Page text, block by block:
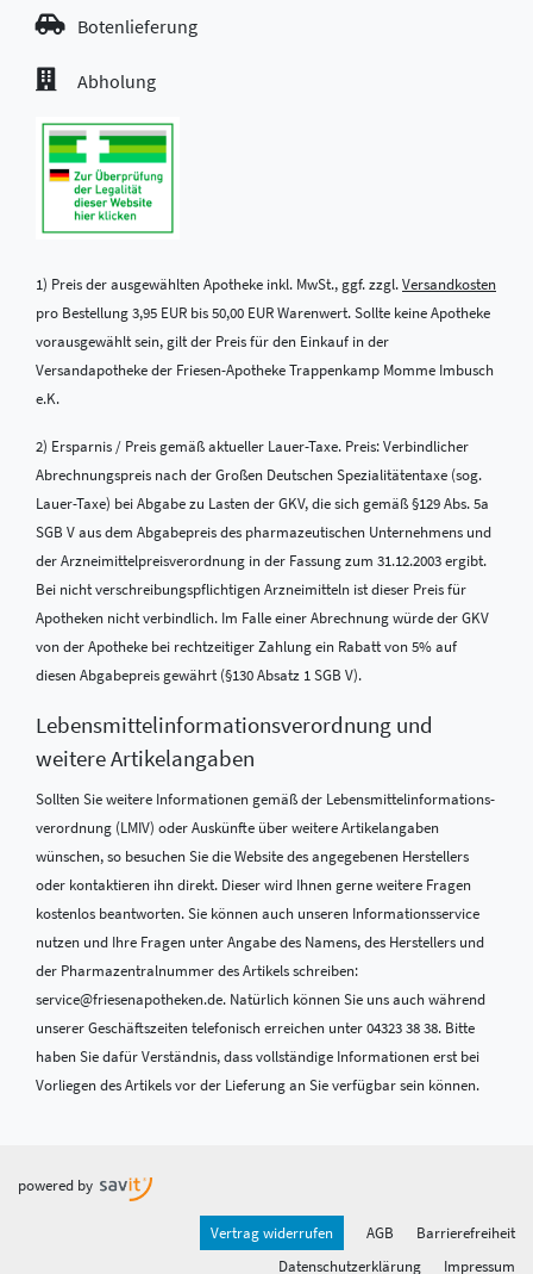
Botenlieferung
Abholung
1) Preis der ausgewählten Apotheke inkl. MwSt., ggf. zzgl.Versandkosten
pro Bestellung 3,95 EUR bis 50,00 EUR Warenwert. Sollte keine Apotheke
vorausgewählt sein, gilt der Preis für den Einkauf in der
Versandapotheke der Friesen-Apotheke Trappenkamp Momme Imbusch
e.K.
2) Ersparnis / Preis gemäß aktueller Lauer-Taxe. Preis: Verbindlicher
Abrechnungspreis nach der Großen Deutschen Spezialitätentaxe (sog.
Lauer-Taxe) bei Abgabe zu Lasten der GKV, die sich gemäß §129 Abs. 5a
SGB V aus dem Abgabepreis des pharmazeutischen Unternehmens und
der Arzneimittelpreisverordnung in der Fassung zum 31.12.2003 ergibt.
Bei nicht verschreibungspflichtigen Arzneimitteln ist dieser Preis für
Apotheken nicht verbindlich. Im Falle einer Abrechnung würde der GKV
von der Apotheke bei rechtzeitiger Zahlung ein Rabatt von 5% auf
diesen Abgabepreis gewährt (§130 Absatz 1 SGB V).
Lebensmittel­informations­verordnung und
weitere Artikelangaben
Sollten Sie weitere Informationen gemäß der Lebensmittel­informations­
verordnung (LMIV) oder Auskünfte über weitere Artikelangaben
wünschen, so besuchen Sie die Website des angegebenen Herstellers
oder kontaktieren ihn direkt. Dieser wird Ihnen gerne weitere Fragen
kostenlos beantworten. Sie können auch unseren Informationsservice
nutzen und Ihre Fragen unter Angabe des Namens, des Herstellers und
der Pharmazentralnummer des Artikels schreiben:
service@friesenapotheken.de. Natürlich können Sie uns auch während
unserer Geschäftszeiten telefonisch erreichen unter 04323 38 38. Bitte
haben Sie dafür Verständnis, dass vollständige Informationen erst bei
Vorliegen des Artikels vor der Lieferung an Sie verfügbar sein können.
powered by
Vertrag widerrufen AGB
Barrierefreiheit
Datenschutzerklärung
Impressum